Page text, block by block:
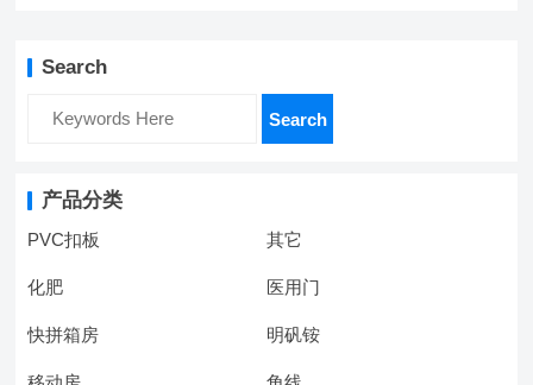
Search
Search
产品分类
PVC扣板 其它
化肥 医用门
快拼箱房 明矾铵